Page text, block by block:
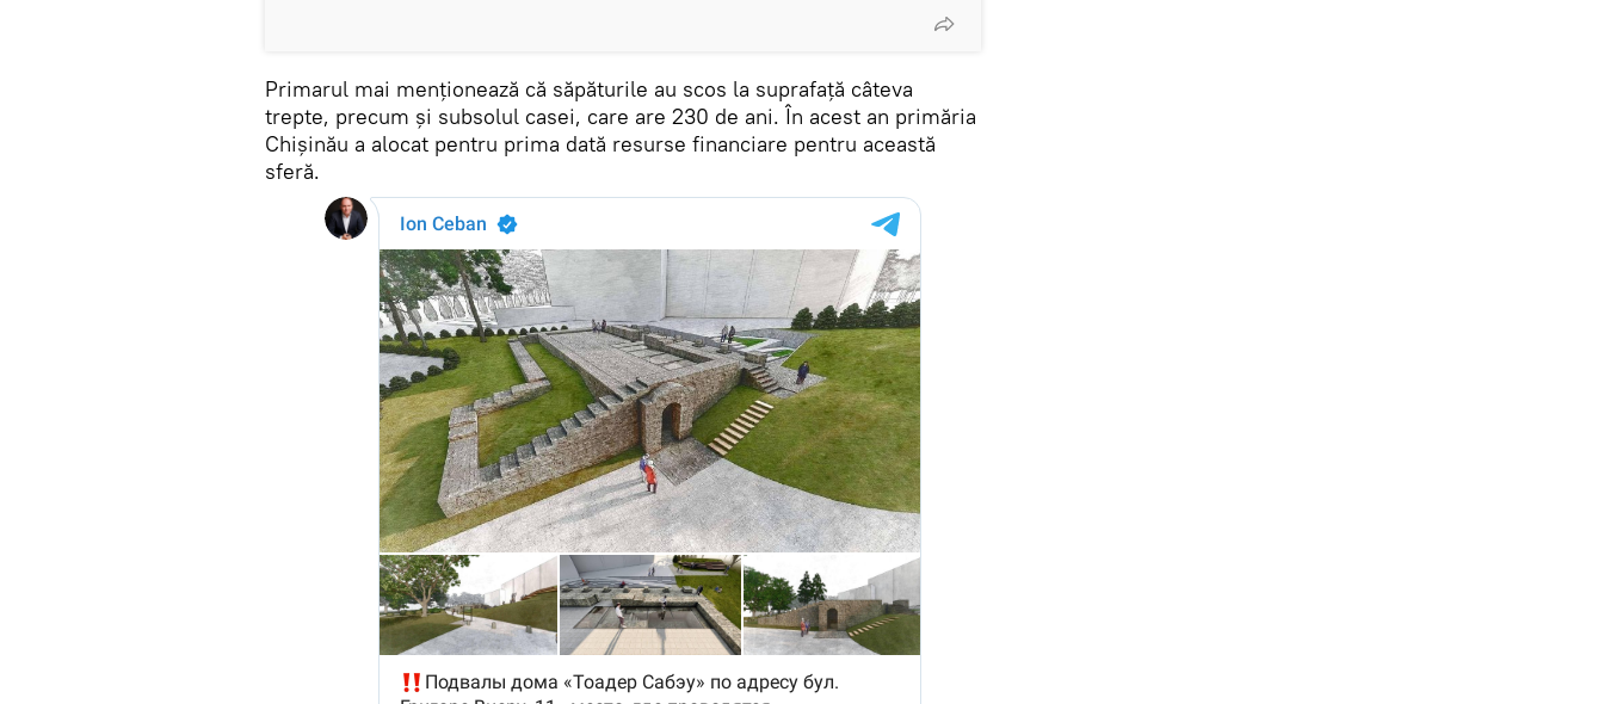
Primarul mai menționează că săpăturile au scos la suprafață câteva
trepte, precum și subsolul casei, care are 230 de ani. În acest an primăria
Chișinău a alocat pentru prima dată resurse financiare pentru această
sferă.